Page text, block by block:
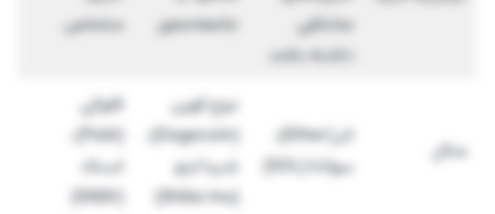
مختلفی
داشته باشد
جامعه‌محور
مشخص
مثال
اتر (Ether)،
سولانا (SOL)
دوج کوین
(Dogecoin)،
شیبا اینو
(Shiba Inu)
فلوکی
(Floki)،
اسنک
(SNEK)